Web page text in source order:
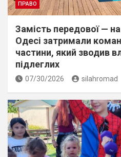
ПРАВО
Замість передової —
Одесі затримали
частини, який зводив
підлеглих
07/30/2026 silahromad